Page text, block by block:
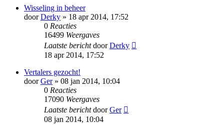
Wisseling in beheer
doorDerky » 18 apr 2014, 17:52
0 Reacties
16499 Weergaves
Laatste berichtdoorDerky
18 apr 2014, 17:52
Vertalers gezocht!
doorGer» 08 jan 2014, 10:04
0 Reacties
17090 Weergaves
Laatste berichtdoorGer
08 jan 2014, 10:04